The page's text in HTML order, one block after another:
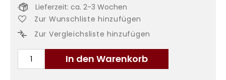
In den Warenkorb
Lieferzeit: ca. 2-3 Wochen
Zur Wunschliste hinzufügen
Zur Vergleichsliste hinzufügen